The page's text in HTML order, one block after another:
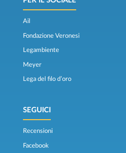
Ail
Fondazione Veronesi
Legambiente
Meyer
Lega del filo d’oro
SEGUICI
Recensioni
Facebook